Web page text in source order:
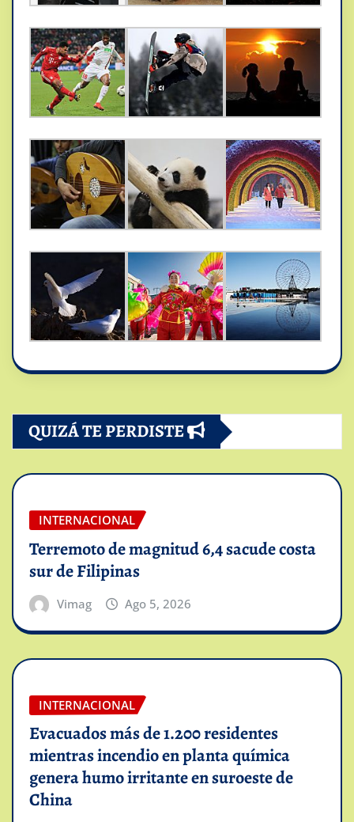
QUIZÁ TE PERDISTE
INTERNACIONAL
Terremoto de magnitud 6,4 sacude costa
sur de Filipinas
Vimag Ago 5, 2026
INTERNACIONAL
Evacuados más de 1.200 residentes
mientras incendio en planta química
genera humo irritante en suroeste de
China